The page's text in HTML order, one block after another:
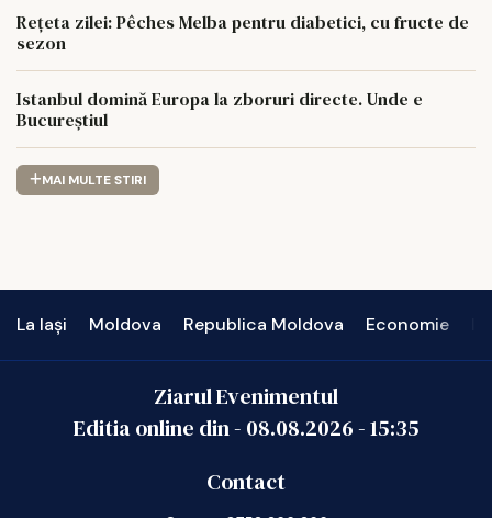
Rețeta zilei: Pêches Melba pentru diabetici, cu fructe de
sezon
Istanbul domină Europa la zboruri directe. Unde e
Bucureștiul
MAI MULTE STIRI
La Iași Moldova Republica Moldova Economie
Ziarul Evenimentul
Editia online din - 08.08.2026-15:35
Contact